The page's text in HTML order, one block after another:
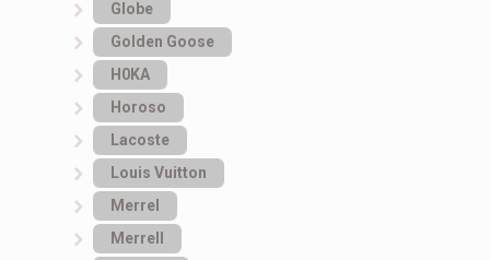
Globe
Golden Goose
H0KA
Horoso
Lacoste
Louis Vuitton
Merrel
Merrell